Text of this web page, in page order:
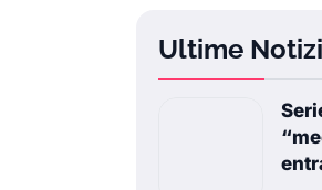
Ultime